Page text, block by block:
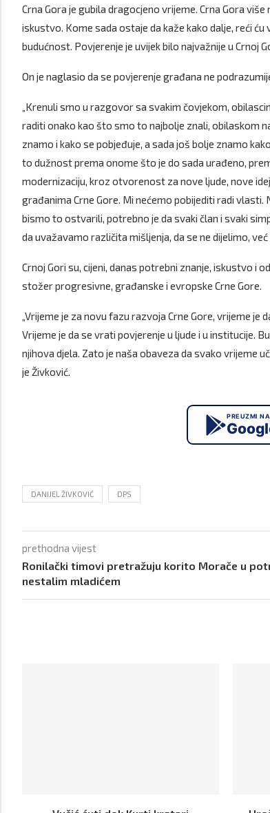
Crna Gora je gubila dragocjeno vrijeme. Crna Gora
iskustvo. Kome sada ostaje da kaže kako dalje, reći
budućnost. Povjerenje je uvijek bilo najvažnije u Crnoj
On je naglasio da se povjerenje građana ne
„Krenuli smo u razgovor sa svakim čovjekom,
raditi onako kao što smo to najbolje znali, obilaskom
znamo i kako se pobjeđuje, a sada još bolje znamo
to dužnost prema onome što je do sada urađeno,
modernizaciju, kroz otvorenost za nove ljude, nove
građanima Crne Gore. Mi nećemo pobijediti radi
bismo to ostvarili, potrebno je da svaki član i svaki
da uvažavamo različita mišljenja, da se ne dijelimo,
Crnoj Gori su, cijeni, danas potrebni znanje, iskustvo i
stožer progresivne, građanske i evropske Crne Gore.
„Vrijeme je za novu fazu razvoja Crne Gore, vrijeme je
Vrijeme je da se vrati povjerenje u ljude i u institucije.
njihova djela. Zato je naša obaveza da svako vrijeme
je Živković.
PREUZMI NA
DANIJEL ŽIVKOVIĆ DPS
prethodna vijest
Ronilački timovi pretražuju korito Morače u
nestalim mladićem